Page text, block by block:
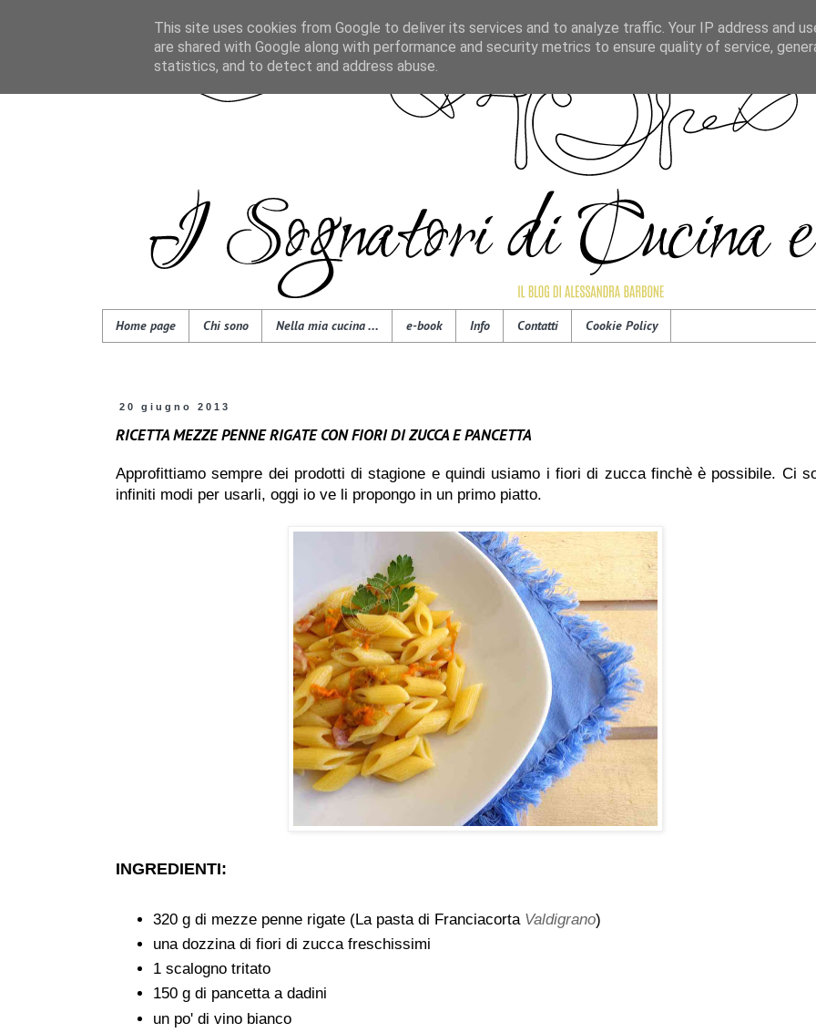
Home page Chi sono Nella mia cucina ... e-book Info Contatti Cookie Policy
20 giugno 2013
RICETTA MEZZE PENNE RIGATE CON FIORI DI ZUCCA E PANCETTA
Approfittiamo sempre dei prodotti di stagione e quindi usiamo i fiori di zucca finchè è possibile. Ci
infiniti modi per usarli, oggi io ve li propongo in un primo piatto.
INGREDIENTI:
320 g di mezze penne rigate (La pasta di Franciacorta Valdigrano)
una dozzina di fiori di zucca freschissimi
1 scalogno tritato
150 g di pancetta a dadini
un po' di vino bianco
This site uses cookies from Google to deliver its services and to analyze traffic. Your IP address and
are shared with Google along with performance and security metrics to ensure quality of service,
statistics, and to detect and address abuse.